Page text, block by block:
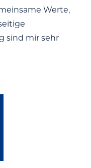
Werte,
sind mir sehr